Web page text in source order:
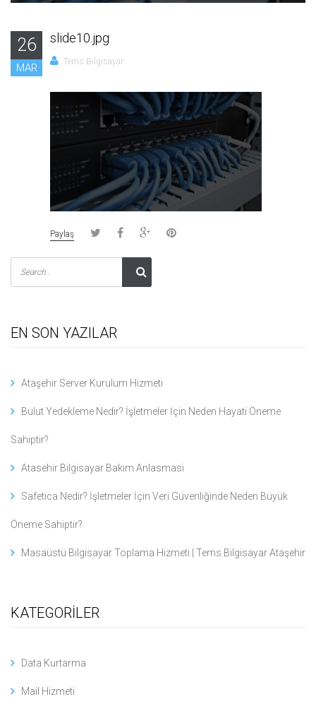
26
MAR
slide10.jpg
Tems Bilgisayar
Paylaş
EN SON YAZILAR
Ataşehir Server Kurulum Hizmeti
Bulut Yedekleme Nedir? İşletmeler İçin Neden Hayati Öneme
Sahiptir?
Atasehir Bilgisayar Bakım Anlasmasi
Safetica Nedir? İşletmeler İçin Veri Güvenliğinde Neden Büyük
Öneme Sahiptir?
Masaüstü Bilgisayar Toplama Hizmeti | Tems Bilgisayar Ataşehir
KATEGORİLER
Data Kurtarma
Mail Hizmeti